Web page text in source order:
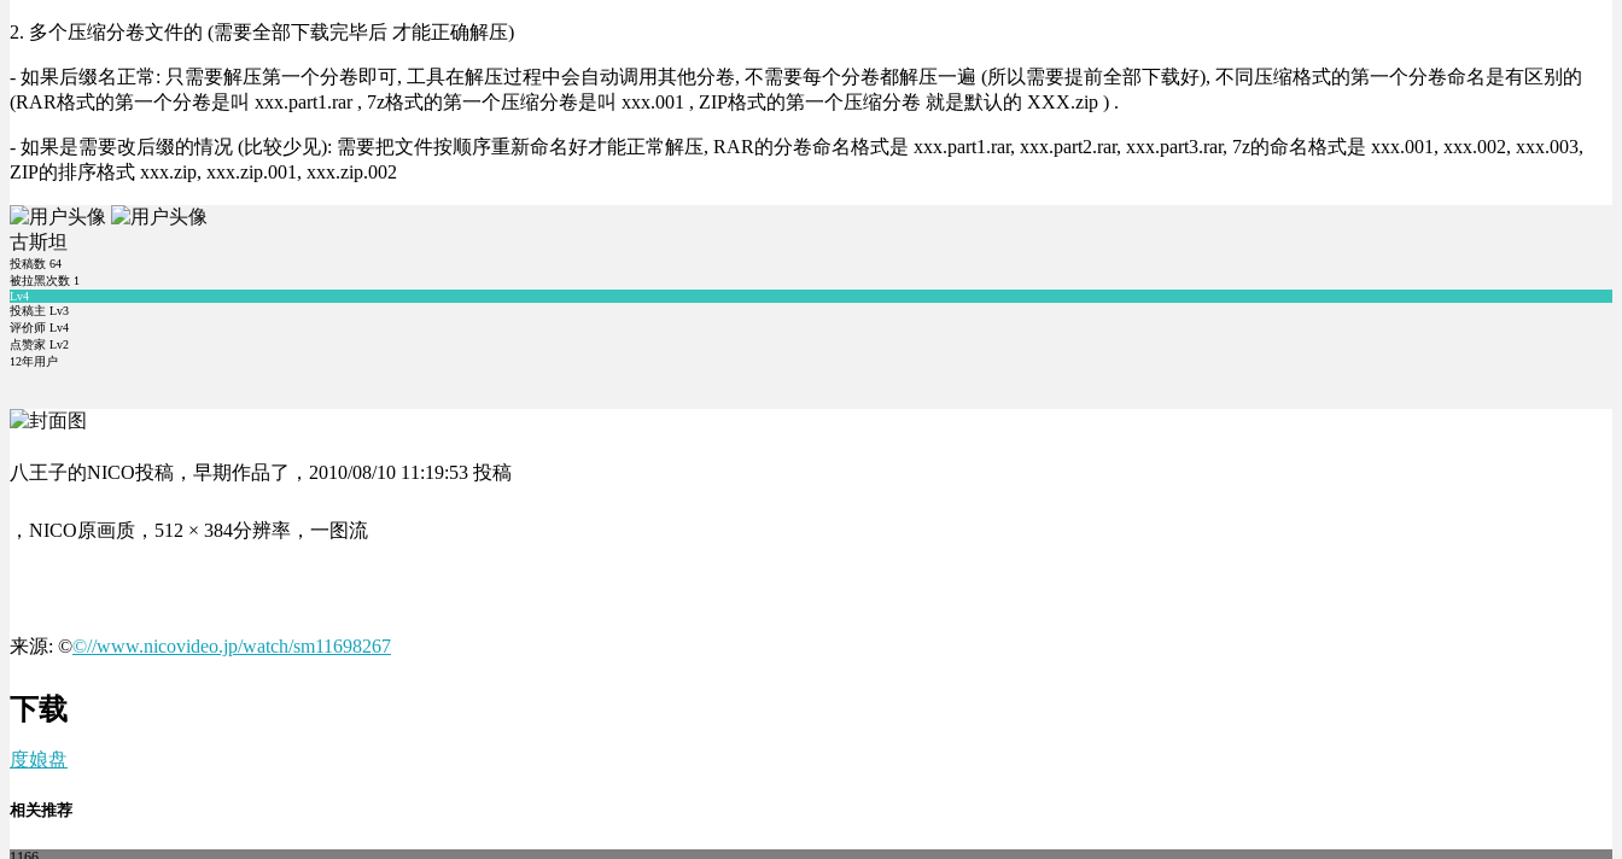
2. 多个压缩分卷文件的 (需要全部下载完毕后 才能正确解压)
- 如果后缀名正常: 只需要解压第一个分卷即可, 工具在解压过程中会自动调用其他分卷, 不需要每个分卷都解压一遍 (所以需要提前全部下载好), 不同压缩格式的第一个分卷命名是有区别的
(RAR格式的第一个分卷是叫 xxx.part1.rar , 7z格式的第一个压缩分卷是叫 xxx.001 , ZIP格式的第一个压缩分卷 就是默认的 XXX.zip ) .
- 如果是需要改后缀的情况 (比较少见): 需要把文件按顺序重新命名好才能正常解压, RAR的分卷命名格式是 xxx.part1.rar, xxx.part2.rar, xxx.part3.rar, 7z的命名格式是 xxx.001, xxx.002, xxx.003,
ZIP的排序格式 xxx.zip, xxx.zip.001, xxx.zip.002
古斯坦
投稿数 64
被拉黑次数 1
Lv4
投稿主 Lv3
评价师 Lv4
点赞家 Lv2
12年用户
八王子的NICO投稿，早期作品了，2010/08/10 11:19:53 投稿
，NICO原画质，512 × 384分辨率，一图流
来源: ©©//www.nicovideo.jp/watch/sm11698267
下载
度娘盘
相关推荐